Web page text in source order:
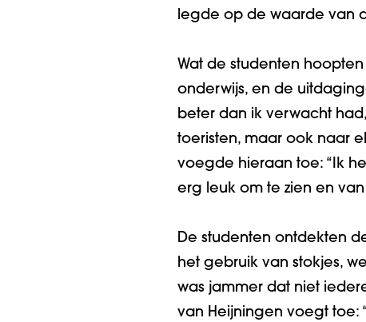
legde op de waarde van
Wat de studenten
onderwijs, en de
beter dan ik verwacht
toeristen, maar ook naar
voegde hieraan toe: “Ik
erg leuk om te zien en van
De studenten ontdekten
het gebruik van stokjes,
was jammer dat niet
van Heijningen voegt toe: